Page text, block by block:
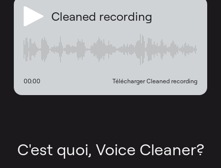
Cleaned recording
00:00 Télécharger Cleaned recording
C'est quoi, Voice Cleaner?